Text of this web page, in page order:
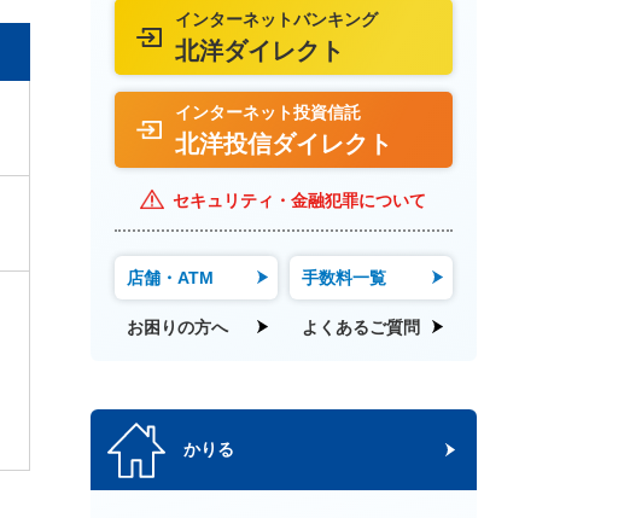
国庫金・地方税のダイレクト納付
インターネットバンキング
北洋ダイレクト
インターネット投資信託
北洋投信ダイレクト
セキュリティ・金融犯罪について
店舗・ ATM 手数料一覧
お困りの方へ よくあるご質問
かりる